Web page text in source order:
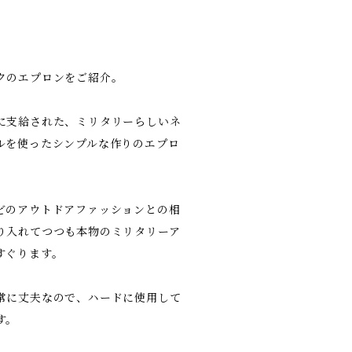
エプロンをご紹介。
支給された、ミリタリーらしいネ
使ったシンプルな作りのエプロ
アウトドアファッションとの相
れてつつも本物のミリタリーア
ります。
に丈夫なので、ハードに使用して